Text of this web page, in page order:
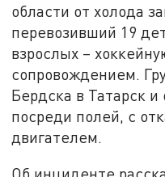
области от холода
перевозивший 19
взрослых –
сопровождением.
Бердска в Татарск и
посреди полей, с
двигателем.